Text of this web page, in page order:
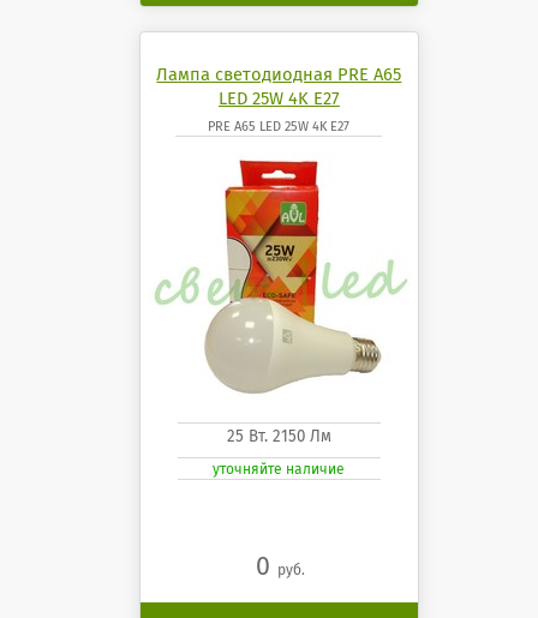
Лампа светодиодная PRE A65
LED 25W 4K E27
PRE A65 LED 25W 4K E27
25 Вт. 2150 Лм
уточняйте наличие
0 руб.